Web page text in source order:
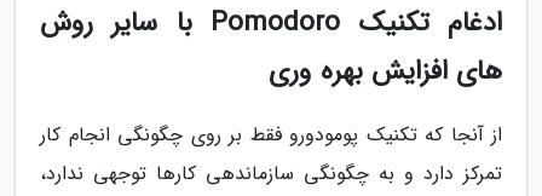
ادغام تکنیک Pomodoro با سایر روش
های افزایش بهره وری
از آنجا که تکنیک پومودورو فقط بر روی چگونگی انجام کار
تمرکز دارد و به چگونگی سازماندهی کارها توجهی ندارد،